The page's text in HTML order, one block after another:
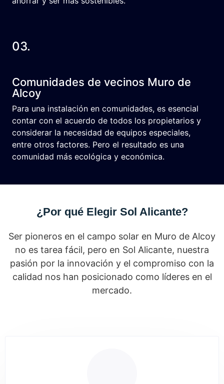
03.
Comunidades de vecinos Muro de
Alcoy
Para una instalación en comunidades, es esencial
contar con el acuerdo de todos los propietarios y
considerar la necesidad de equipos especiales,
entre otros factores. Pero el resultado es una
comunidad más ecológica y económica.
¿Por qué Elegir Sol Alicante?
Ser pioneros en el campo solar en Muro de Alcoy
no es tarea fácil, pero en Sol Alicante, nuestra
pasión por la innovación y el compromiso con la
calidad nos han posicionado como líderes en el
mercado.